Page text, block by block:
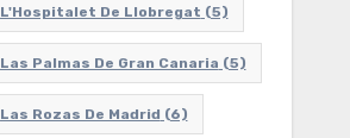
L'Hospitalet De Llobregat (5)
Las Palmas De Gran Canaria (5)
Las Rozas De Madrid (6)